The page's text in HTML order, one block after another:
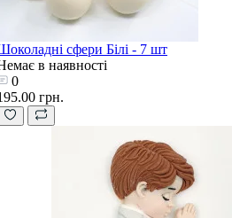
сфери Білі - 7 шт
в наявності
0
грн.